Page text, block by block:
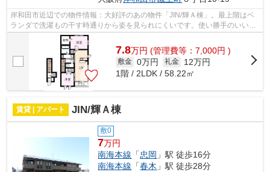
岸和田市近辺での物件情報：大好評のあの物件「JIN/輝Ａ棟」。最上階はベ
ランダで洗濯もの干す時通りから姿を見られにくいです。使い勝手のいいコ
ンパクトな間取りが特徴。様々な物件...
7.8万円 (管理費等：7,000円 )
敷金 0万円 礼金
12万円
1階 / 2LDK / 58.22㎡
賃貸 | アパート JIN/輝Ａ棟
敷0
7万円
南海本線 「忠岡 」駅 徒歩16分
南海本線 「春木 」駅 徒歩28分